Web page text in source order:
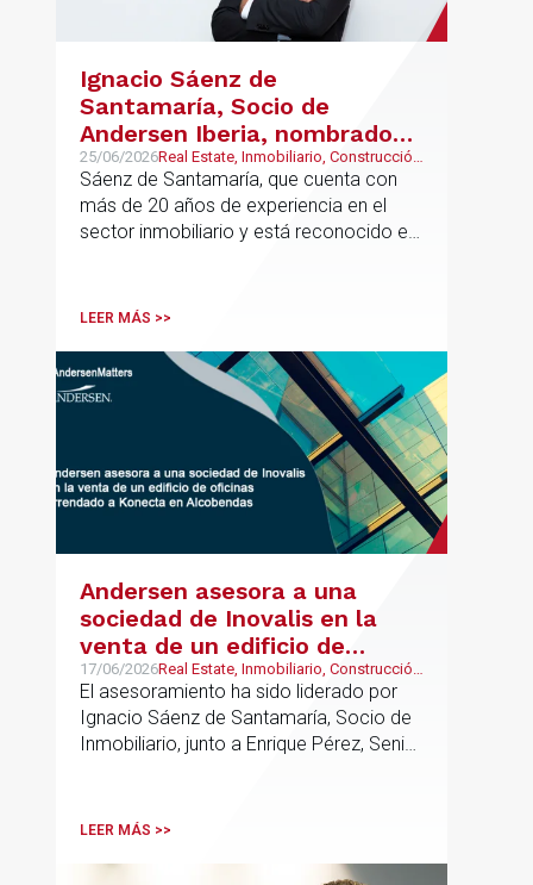
Ignacio Sáenz de
Santamaría, Socio de
Andersen Iberia, nombrado
director europeo de
Inmobiliario de Andersen
25/06/2026Real Estate, Inmobiliario, Construcción
y Urbanismo
Sáenz de Santamaría, que cuenta con
más de 20 años de experiencia en el
sector inmobiliario y está reconocido en
codirigirá el EU Real Estate Industry
UK.
LEER MÁS >>
Andersen asesora a una
sociedad de Inovalis en la
venta de un edificio de
oficinas arrendado a Konecta
en Alcobendas
17/06/2026Real Estate, Inmobiliario, Construcción
y Urbanismo
El asesoramiento ha sido liderado por
Ignacio Sáenz de Santamaría, Socio de
Inmobiliario, junto a Enrique Pérez, Senior
LEER MÁS >>